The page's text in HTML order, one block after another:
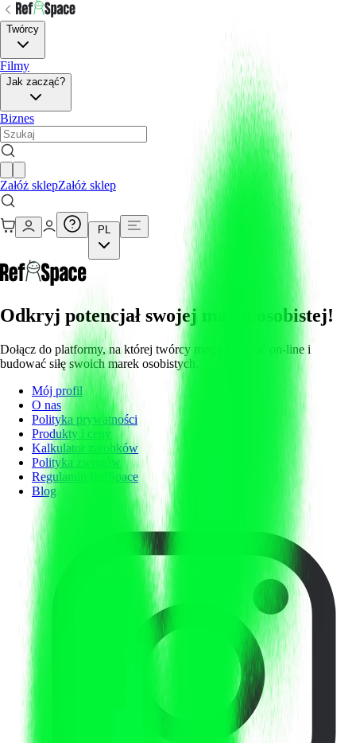
Twórcy
Filmy
Jak zacząć?
Biznes
Załóż sklepZałóż sklep
PL
Odkryj potencjał swojej marki osobistej!
Dołącz do platformy, na której twórcy mogą zarabiać on-line i
budować siłę swoich marek osobistych.
Mój profil
O nas
Polityka prywatności
Produkty i ceny
Kalkulator zarobków
Polityka zwrotów
Regulamin RefSpace
Blog